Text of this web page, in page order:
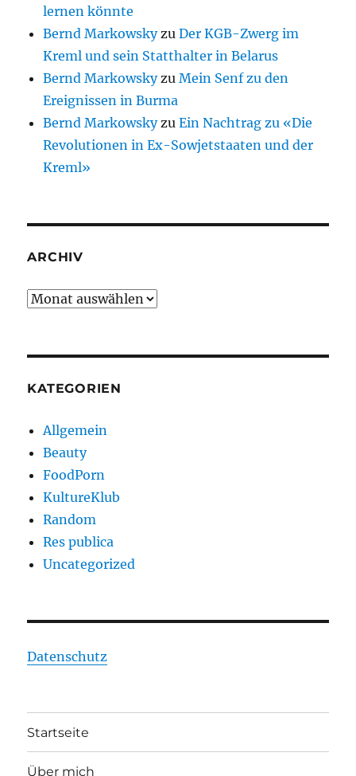
lernen könnte
Bernd MarkowskyzuDer KGB-Zwerg im
Kreml und sein Statthalter in Belarus
Bernd MarkowskyzuMein Senf zu den
Ereignissen in Burma
Bernd MarkowskyzuEin Nachtrag zu «Die
Revolutionen in Ex-Sowjetstaaten und der
Kreml»
ARCHIV
Archiv
KATEGORIEN
Allgemein
Beauty
FoodPorn
KultureKlub
Random
Res publica
Uncategorized
Datenschutz
Startseite
Über mich